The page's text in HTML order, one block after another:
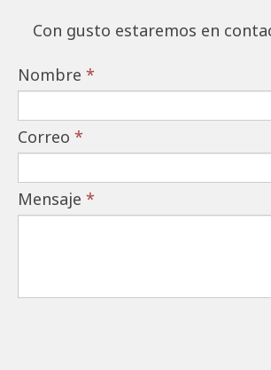
Con gusto estaremos en
Nombre *
Correo *
Mensaje *